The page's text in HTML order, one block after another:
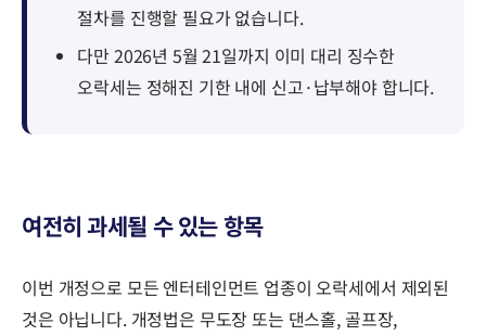
절차를 진행할 필요가 없습니다.
다만 2026년 5월 21일까지 이미 대리 징수한
오락세는 정해진 기한 내에 신고·납부해야 합니다.
여전히 과세될 수 있는 항목
이번 개정으로 모든 엔터테인먼트 업종이 오락세에서 제외된
것은 아닙니다. 개정법은 무도장 또는 댄스홀, 골프장,